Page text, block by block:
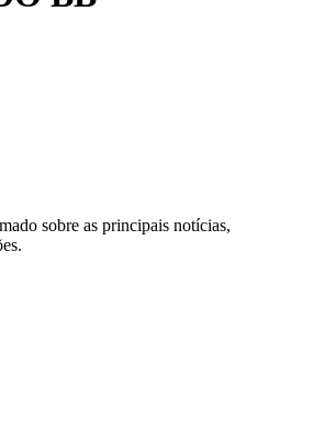
sobre as principais notícias,